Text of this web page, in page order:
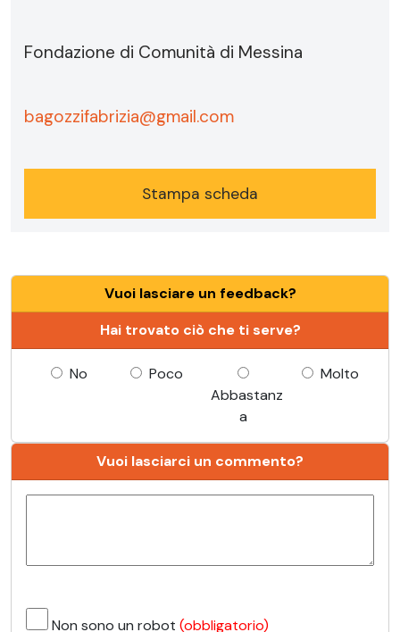
Fondazione di Comunità di Messina
bagozzifabrizia@gmail.com
Stampa scheda
Vuoi lasciare un feedback?
Hai trovato ciò che ti serve?
No
Poco
Abbastanz
a
Molto
Vuoi lasciarci un commento?
Non sono un robot (obbligatorio)